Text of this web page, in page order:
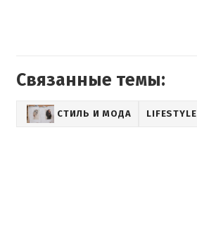
Связанные темы:
СТИЛЬ И МОДА LIFESTYLE